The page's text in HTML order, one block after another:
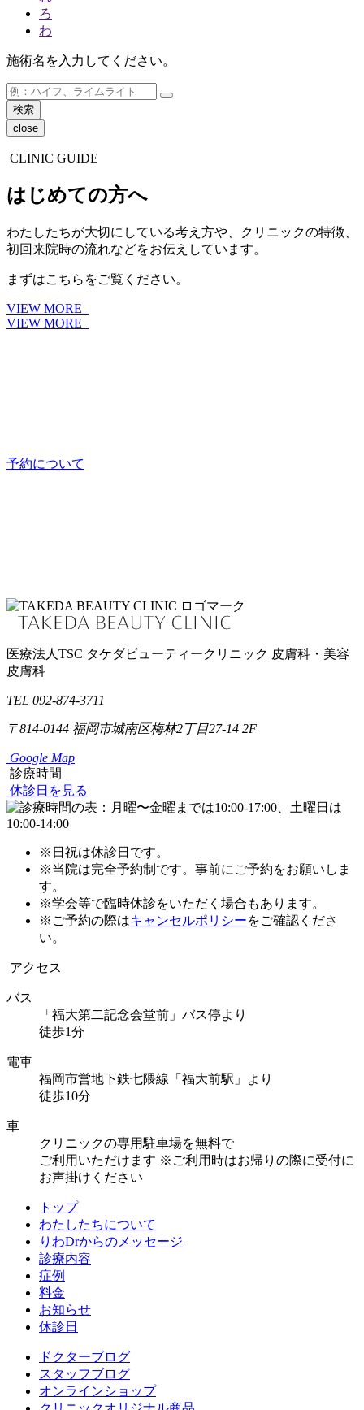
ろ
わ
施術名を入力してください。
close
CLINIC GUIDE
はじめての方へ
わたしたちが大切にしている考え方や、クリニックの特徴、
初回来院時の流れなどをお伝えしています。
まずはこちらをご覧ください。
VIEW MORE
VIEW MORE
予約について
医療法人TSC タケダビューティークリニック 皮膚科・美容
皮膚科
TEL 092-874-3711
〒814-0144 福岡市城南区梅林2丁目27-14 2F
Google Map
診療時間
休診日を見る
※日祝は休診日です。
※当院は完全予約制です。事前にご予約をお願いしま
す。
※学会等で臨時休診をいただく場合もあります。
※ご予約の際はキャンセルポリシーをご確認くださ
い。
アクセス
バス
「福大第二記念会堂前」バス停より
徒歩1分
電車
福岡市営地下鉄七隈線「福大前駅」より
徒歩10分
車
クリニックの専用駐車場を無料で
ご利用いただけます ※ご利用時はお帰りの際に受付に
お声掛けください
トップ
わたしたちについて
りわDrからのメッセージ
診療内容
症例
料金
お知らせ
休診日
ドクターブログ
スタッフブログ
オンラインショップ